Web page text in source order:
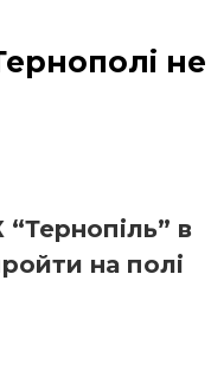
не
в
на полі